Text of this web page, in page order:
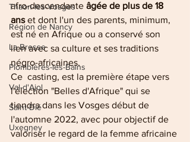
Thaon-les-Vosges
Région de Nancy
La Bresse
Plombières-les-Bains
Val-d'Ajol
Saint-Dié
Uxegney
afro-descendante âgée de plus de 18
ans et dont l'un des parents, minimum,
est né en Afrique ou a conservé son
lien avec sa culture et ses traditions
négro-africaines.
Ce  casting, est la première étape vers
l'élection "Belles d'Afrique" qui se
tiendra dans les Vosges début de
l'automne 2022, avec pour objectif de
valoriser le regard de la femme africaine